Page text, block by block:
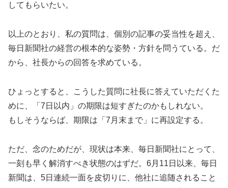
してもらいたい。
以上のとおり、私の質問は、個別の記事の妥当性を超え、
毎日新聞社の経営の根本的な姿勢・方針を問うている。だ
から、社長からの回答を求めている。
ひょっとすると、こうした質問に社長に答えていただくた
めに、「7日以内」の期限は短すぎたのかもしれない。
もしそうならば、期限は「7月末まで」に再設定する。
ただ、念のためだが、現状は本来、毎日新聞社にとって、
一刻も早く解消すべき状態のはずだ。6月11日以来、毎日
新聞は、5日連続一面を皮切りに、他社に追随されること